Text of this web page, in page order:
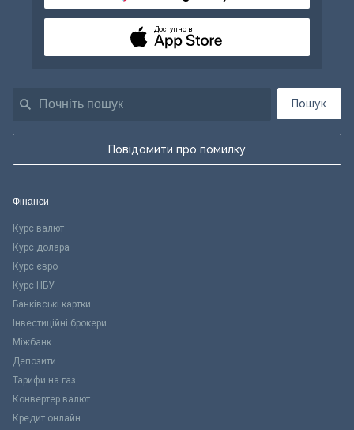
Пошук
Повідомити про помилку
Доступно в
Фінанси
Курс валют
Курс долара
Курс євро
Курс НБУ
Банківські картки
Інвестиційні брокери
Міжбанк
Депозити
Тарифи на газ
Конвертер валют
Кредит онлайн